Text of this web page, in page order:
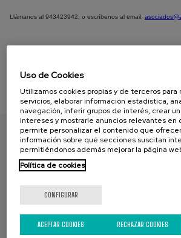
Llámanos al 943423942, o escríbenos al email:
ENCUENTRA TU PAPEL
Uso de Cookies
Utilizamos cookies propias y de terceros para
servicios, elaborar información estadística,
navegación, inferir grupos de interés, crear
intereses y mostrarle anuncios relevantes en
permite personalizar el contenido que
información sobre qué secciones suscitan
permitiéndonos además mejorar la página
Política de cookies
CONFIGURAR
RECHAZAR COOKIES
ACEPTAR COOKIES